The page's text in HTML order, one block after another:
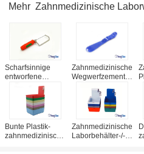
Mehr Zahnmedizinische
Scharfsinnige
entworfene
zahnmedizinische
Laborwerkzeuge,
95mm Gips sahen
mit weichem
Kunststoffgriff
Zahnmedizinische
Wegwerfzement-
Gebiss-das
zusammengesetzte
Füllmaterial-
Mischen
Bunte Plastik-
zahnmedizinische
Zahnmedizinische
Laborbehälter-/-